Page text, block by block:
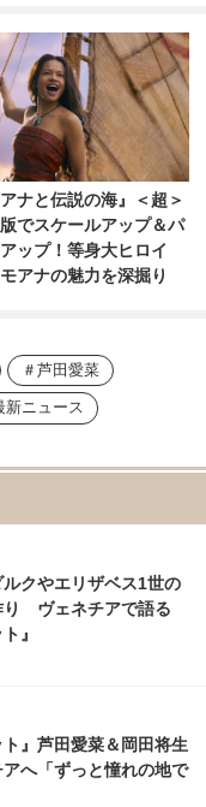
アナと伝説の海』＜超＞
でスケールアップ＆パ
ップ！等身大ヒロイ
アナの魅力を深掘り
芦田愛菜
新ニュース
クやエリザベス1世の
り ヴェネチアで語る
』
ト』芦田愛菜＆岡田将生
へ「ずっと憧れの地で